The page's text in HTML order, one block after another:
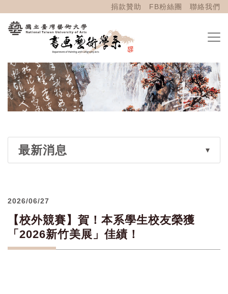
捐款贊助 FB粉絲團 聯絡我們
最新消息
2026/06/27
【校外競賽】賀！本系學生校友榮獲
「2026新竹美展」佳績！